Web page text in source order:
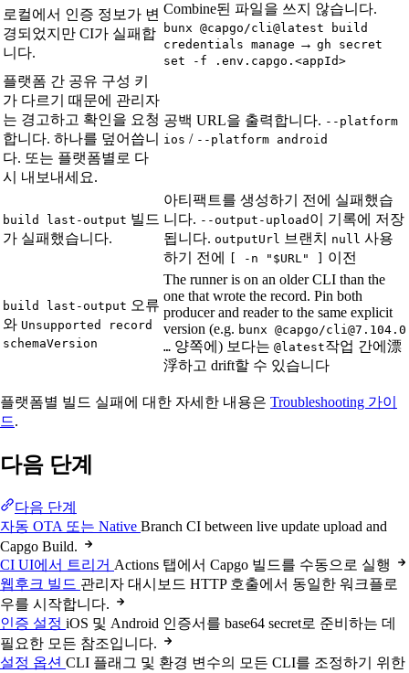
로컬에서 인증 정보가 변
경되었지만 CI가 실패합
니다.
Combine된 파일을 쓰지 않습니다.
bunx @capgo/cli@latest build
credentials manage → gh secret
set -f .env.capgo.<appId>
플랫폼 간 공유 구성 키
가 다르기 때문에 관리자
는 경고하고 확인을 요청
합니다. 하나를 덮어씁니
다. 또는 플랫폼별로 다
시 내보내세요.
공백 URL을 출력합니다. --platform
ios / --platform android
build last-output 빌드
가 실패했습니다.
아티팩트를 생성하기 전에 실패했습
니다. --output-upload 이 기록에 저장
됩니다. outputUrl 브랜치 null 사용
하기 전에
[ -n "$URL" ] 이전
build last-output 오류
와 Unsupported record
schemaVersion
The runner is on an older CLI than the
one that wrote the record. Pin both
producer and reader to the same explicit
version (e.g. bunx @capgo/cli@7.104.0
… 양쪽에) 보다는 @latest작업 간에漂
浮하고 drift할 수 있습니다
플랫폼별 빌드 실패에 대한 자세한 내용은 Troubleshooting 가이
드.
다음 단계
다음 단계
자동 OTA 또는 Native Branch CI between live update upload and
Capgo Build.
CI UI에서 트리거 Actions 탭에서 Capgo 빌드를 수동으로 실행
웹후크 빌드 관리자 대시보드 HTTP 호출에서 동일한 워크플로
우를 시작합니다.
인증 설정 iOS 및 Android 인증서를 base64 secret로 준비하는 데
필요한 모든 참조입니다.
설정 옵션 CLI 플래그 및 환경 변수의 모든 CLI를 조정하기 위한